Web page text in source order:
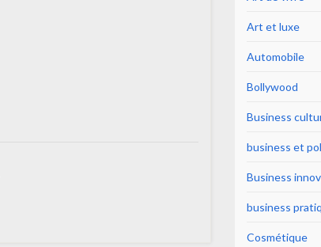
Art et luxe
Automobile
Bollywood
Business
business et
Business
business
Cosmétique